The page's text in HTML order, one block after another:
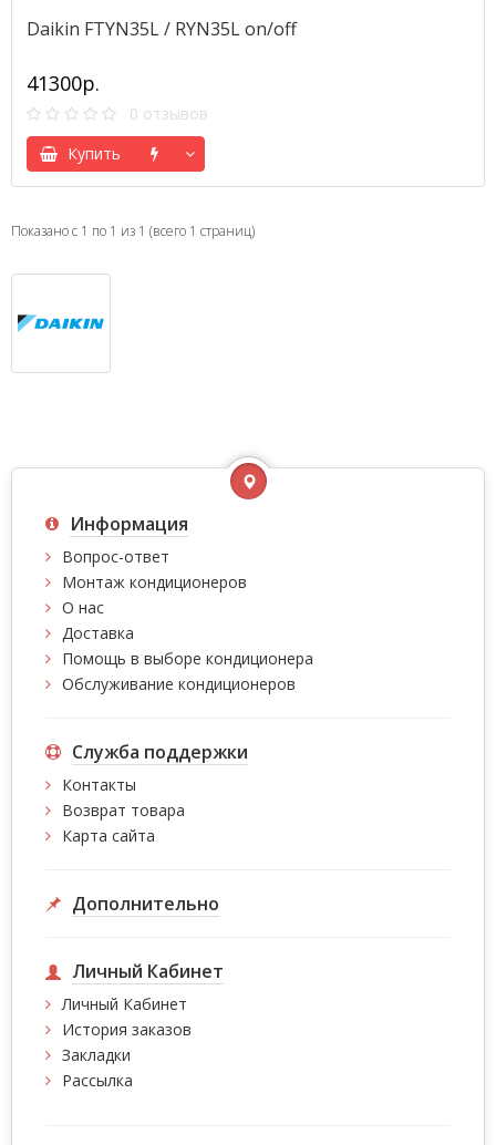
Daikin FTYN35L / RYN35L on/off
41300р.
0 отзывов
Купить
Показано с 1 по 1 из 1 (всего 1 страниц)
Информация
Вопрос-ответ
Монтаж кондиционеров
О нас
Доставка
Помощь в выборе кондиционера
Обслуживание кондиционеров
Служба поддержки
Контакты
Возврат товара
Карта сайта
Дополнительно
Личный Кабинет
Личный Кабинет
История заказов
Закладки
Рассылка